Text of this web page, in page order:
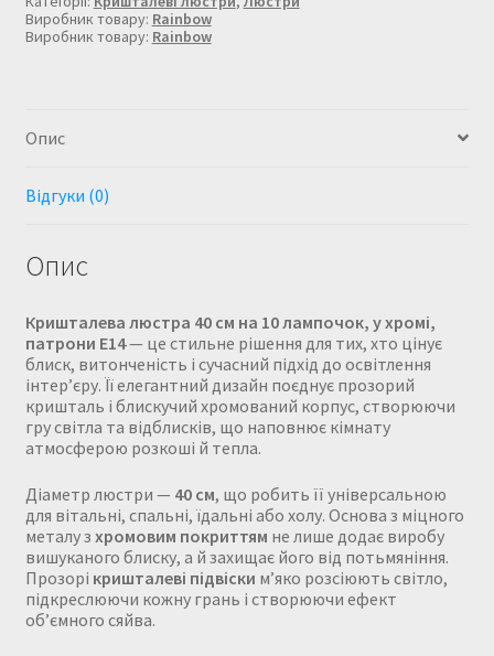
у
хромі
Виробник товару: Rainbow
Виробник товару: Rainbow
Опис
Відгуки (0)
Опис
Кришталева люстра 40 см на 10 лампочок, у хромі,
патрони Е14— це стильне рішення для тих, хто цінує
блиск, витонченість і сучасний підхід до освітлення
інтер’єру. Її елегантний дизайн поєднує прозорий
кришталь і блискучий хромований корпус, створюючи
гру світла та відблисків, що наповнює кімнату
атмосферою розкоші й тепла.
Діаметр люстри — 40 см, що робить її універсальною
для вітальні, спальні, їдальні або холу. Основа з міцного
металу з хромовим покриттям не лише додає виробу
вишуканого блиску, а й захищає його від потьмяніння.
Прозорі кришталеві підвіски м’яко розсіюють світло,
підкреслюючи кожну грань і створюючи ефект
об’ємного сяйва.